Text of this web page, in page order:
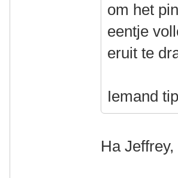
om het
eentje
eruit te
Iemand
Ha Jeffrey,